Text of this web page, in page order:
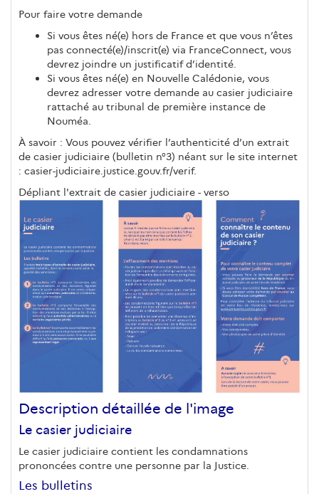
Pour faire votre demande
Si vous êtes né(e) hors de France et que vous n’êtes
pas connecté(e)/inscrit(e) via FranceConnect, vous
devrez joindre un justificatif d’identité.
Si vous êtes né(e) en Nouvelle Calédonie, vous
devrez adresser votre demande au casier judiciaire
rattaché au tribunal de première instance de
Nouméa.
À savoir : Vous pouvez vérifier l’authenticité d’un extrait
de casier judiciaire (bulletin n°3) néant sur le site internet
: casier-judiciaire.justice.gouv.fr/verif.
Dépliant l'extrait de casier judiciaire - verso
Description détaillée de l'image
Le casier judiciaire
Le casier judiciaire contient les condamnations
prononcées contre une personne par la Justice.
Les bulletins